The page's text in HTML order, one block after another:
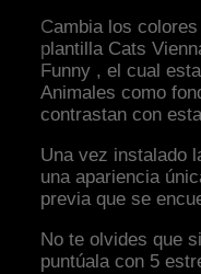
Cambia los
plantilla Cats
Funny , el cual
Animales como
contrastan con
Una vez instalado
una apariencia
previa que se
No te olvides que
puntúala con 5